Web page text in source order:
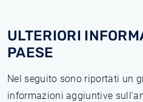
ULTERIORI
PAESE
Nel seguito sono riportati un
informazioni aggiuntive